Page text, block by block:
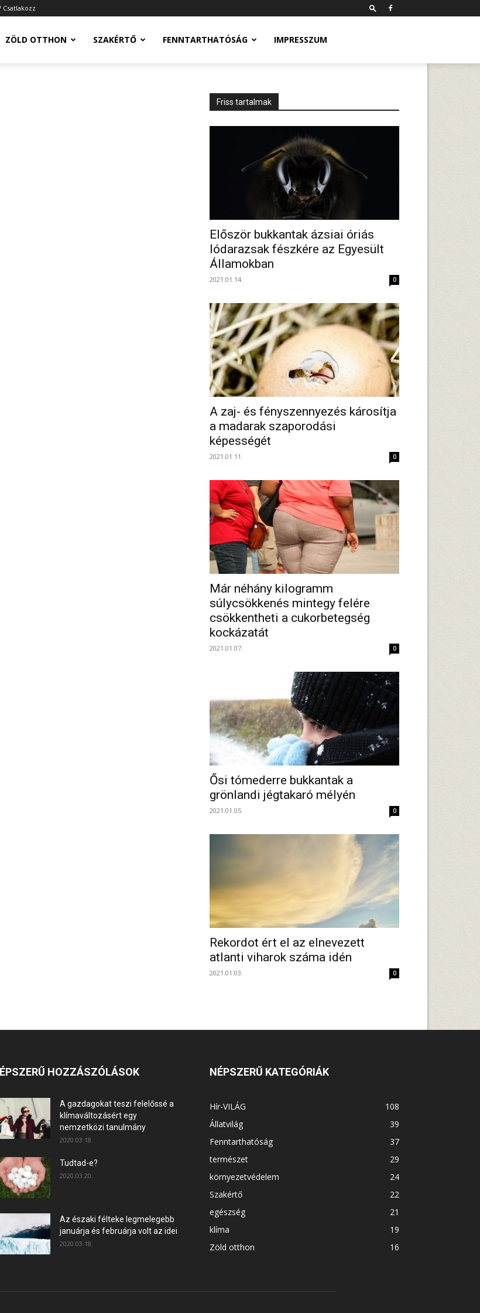
ZÖLD OTTHON SZAKÉRTŐ FENNTARTHATÓSÁG IMPRESSZUM
Friss tartalmak
Először bukkantak ázsiai óriás
lódarazsak fészkére az Egyesült
Államokban
2021.01.14. 0
A zaj- és fényszennyezés károsítja
a madarak szaporodási
képességét
2021.01.11. 0
Már néhány kilogramm
súlycsökkenés mintegy felére
csökkentheti a cukorbetegség
kockázatát
2021.01.07. 0
Ősi tómederre bukkantak a
grönlandi jégtakaró mélyén
2021.01.05. 0
Rekordot ért el az elnevezett
atlanti viharok száma idén
2021.01.03. 0
HOZZÁSZÓLÁSOK
A gazdagokat teszi felelőssé a
klímaváltozásért egy
nemzetközi tanulmány
2020.03.18.
Tudtad-e?
2020.03.20.
Az északi félteke legmelegebb
januárja és februárja volt az idei
2020.03.18.
NÉPSZERŰ KATEGÓRIÁK
Hír-VILÁG
108
Állatvilág
39
Fenntarthatóság
37
természet
29
környezetvédelem
24
Szakértő
22
egészség
21
klíma
19
Zöld otthon
16